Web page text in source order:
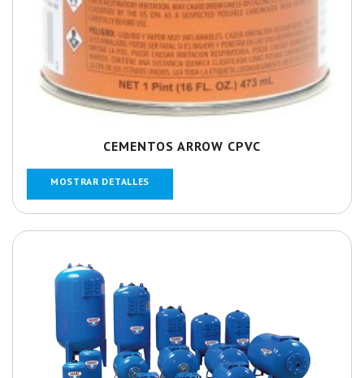
CEMENTOS ARROW CPVC
MOSTRAR DETALLES